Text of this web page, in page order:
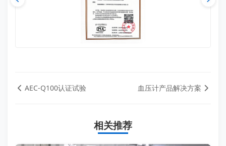
AEC-Q100认证试验 血压计产品解决方案
相关推荐